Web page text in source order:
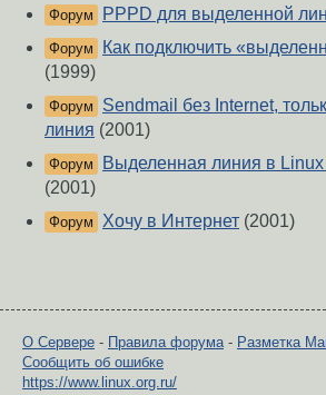
Форум PPPD для выделенной
Форум
Как подключить
(1999)
Форум
Sendmail без Internet,
линия (2001)
Форум
Выделенная линия в
(2001)
Форум Хочу в Интернет (2001)
О Сервере - Правила форума- Разметка
Сообщить об ошибке
https://www.linux.org.ru/